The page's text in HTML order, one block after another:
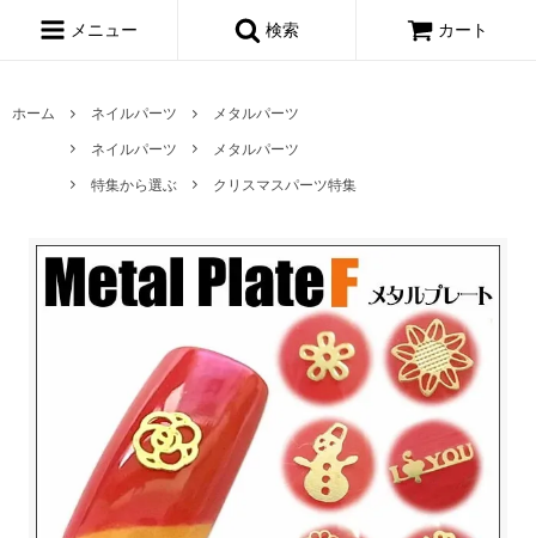
メニュー 検索 カート
ホーム ネイルパーツ
メタルパーツ
ネイルパーツ
メタルパーツ
特集から選ぶ
クリスマスパーツ特集